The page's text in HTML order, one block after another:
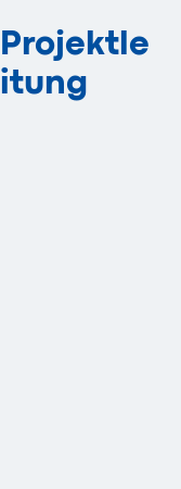
Projektle
itung